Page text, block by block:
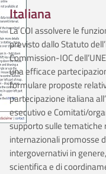
Italiana
La COI assolvere le
previsto dallo Statuto
Commission-IOC
una efficace
formulare proposte
partecipazione italiana
esecutivo e Comitati/
supporto sulle
internazionali promosse
intergovernativi in
scientifica e di